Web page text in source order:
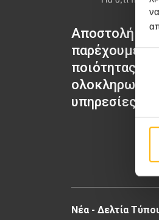
Αποστολή
παρέχουμε
ποιότητας
υπηρεσίες
Νέα - Δελτία